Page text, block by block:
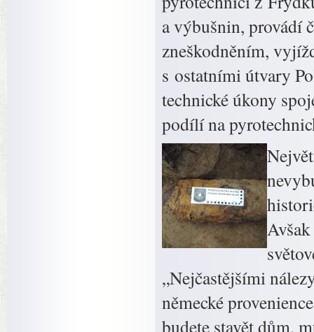
a výbušnin, provádí
zneškodněním,
s ostatními útvary
technické úkony
podílí na
„Nejčastějšími
německé
budete stavět dům,